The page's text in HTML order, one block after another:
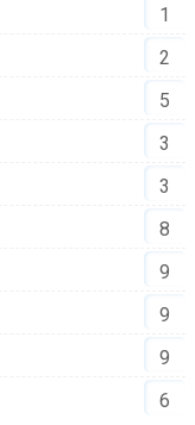
1
2
5
3
3
8
9
9
9
6